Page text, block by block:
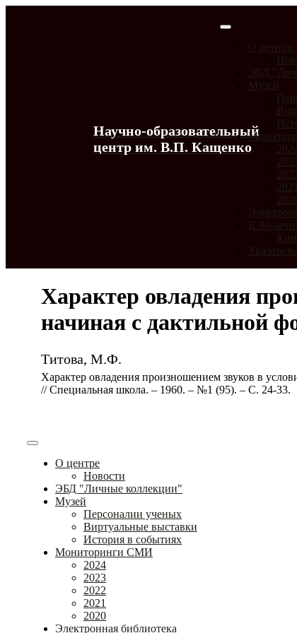
Научно-образовательный
центр им. В.П. Кащенко
О центре
ЭБД
Музей
2022
2021
К 80-
Характер овладения
начиная с дактильной
Титова, М.Ф.
Характер овладения произношением звуков в
// Специальная школа. – 1960. – №1 (95). – С. 24-33.
О центре
Новости
ЭБД "Личные коллекции"
Музей
Персоналии ученых
Виртуальные выставки
История в событиях
Мониторинги СМИ
2024
2023
2022
2021
2020
Электронная библиотека